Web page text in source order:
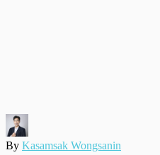
By Kasamsak Wongsanin